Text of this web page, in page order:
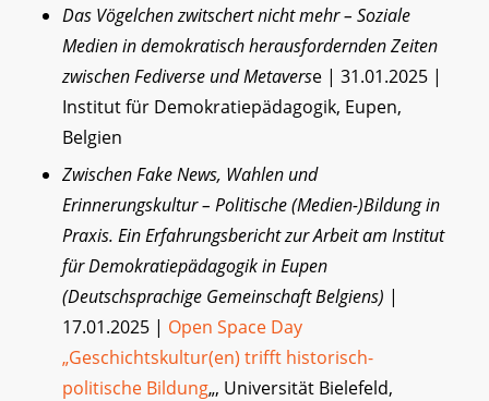
Das Vögelchen zwitschert nicht mehr – Soziale
Medien in demokratisch herausfordernden Zeiten
zwischen Fediverse und Metaverse | 31.01.2025 |
Institut für Demokratiepädagogik, Eupen,
Belgien
Zwischen Fake News, Wahlen und
Erinnerungskultur – Politische (Medien-)Bildung in
Praxis. Ein Erfahrungsbericht zur Arbeit am Institut
für Demokratiepädagogik in Eupen
(Deutschsprachige Gemeinschaft Belgiens) |
17.01.2025 | Open Space Day
„Geschichtskultur(en) trifft historisch-
politische Bildung„, Universität Bielefeld,